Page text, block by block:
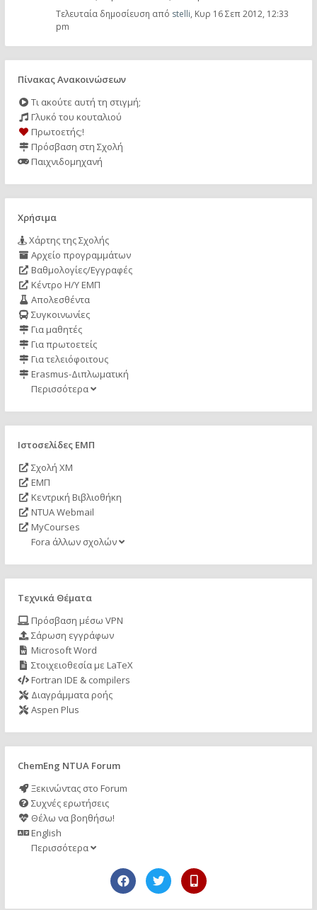
Τελευταία δημοσίευση από stelli, Κυρ 16 Σεπ 2012, 12:33
pm
Πίνακας Ανακοινώσεων
Τι ακούτε αυτή τη στιγμή;
Γλυκό του κουταλιού
Πρωτοετής;!
Πρόσβαση στη Σχολή
Παιχνιδομηχανή
Χρήσιμα
Χάρτης της Σχολής
Αρχείο προγραμμάτων
Βαθμολογίες/Εγγραφές
Κέντρο Η/Υ ΕΜΠ
Απολεσθέντα
Συγκοινωνίες
Για μαθητές
Για πρωτοετείς
Για τελειόφοιτους
Erasmus-Διπλωματική
Περισσότερα
Ιστοσελίδες ΕΜΠ
Σχολή ΧΜ
ΕΜΠ
Κεντρική Βιβλιοθήκη
NTUA Webmail
MyCourses
Fora άλλων σχολών
Τεχνικά Θέματα
Πρόσβαση μέσω VPN
Σάρωση εγγράφων
Microsoft Word
Στοιχειοθεσία με LaTeX
Fortran IDE & compilers
Διαγράμματα ροής
Aspen Plus
ChemEng NTUA Forum
Ξεκινώντας στο Forum
Συχνές ερωτήσεις
Θέλω να βοηθήσω!
English
Περισσότερα